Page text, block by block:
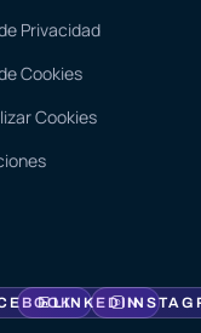
Privacidad
Cookies
Cookies
LINKEDIN